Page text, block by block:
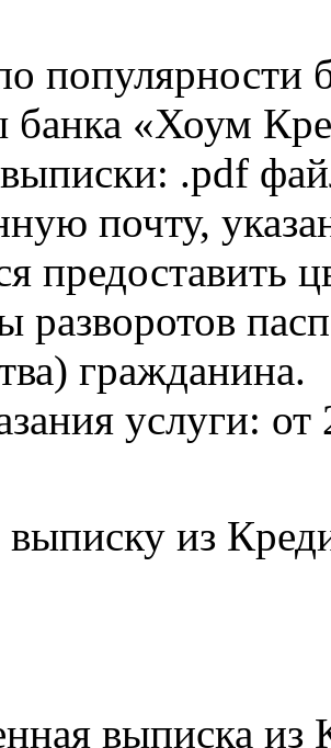
популярности
«Хоум
.pdf
почту,
предоставить
разворотов
гражданина.
услуги: от
выписку из
выписка из